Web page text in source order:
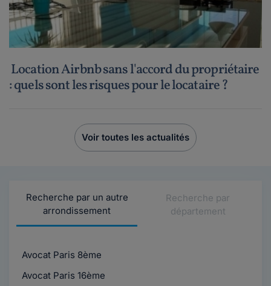
Location Airbnb sans l'accord du propriétaire
: quels sont les risques pour le locataire ?
Voir toutes les actualités
Recherche par un autre
arrondissement
Recherche par
département
Avocat Paris 8ème
Avocat Paris 16ème